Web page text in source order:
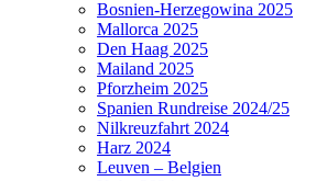
Bosnien-Herzegowina 2025
Mallorca 2025
Den Haag 2025
Mailand 2025
Pforzheim 2025
Spanien Rundreise 2024/25
Nilkreuzfahrt 2024
Harz 2024
Leuven – Belgien